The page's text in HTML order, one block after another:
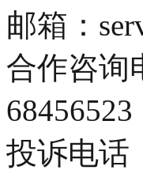
邮箱：
合作咨询
投诉电话